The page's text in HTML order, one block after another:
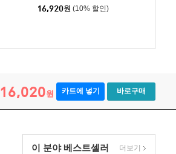
16,920원 (10% 할인)
16,020원 카트에 넣기 바로구매
이 분야 베스트셀러 더보기